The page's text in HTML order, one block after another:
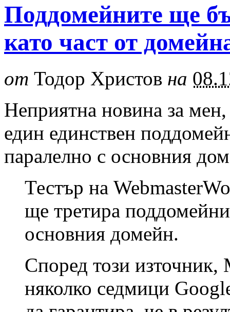
Поддомейните ще
като част от
от Тодор Христов на
Неприятна новина за
един единствен
паралелно с основния
Тестър на
ще третира
основния домейн.
Според този източник,
няколко седмици